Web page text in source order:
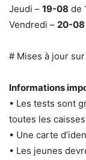
Jeudi – 19-08 de
Vendredi – 20-08
# Mises à jour
Informations
• Les tests sont
toutes les
• Une carte
• Les jeunes